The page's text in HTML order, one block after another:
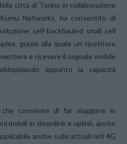
città di Torino in collaborazione
Networks, ha consentito di
self-backhauled small cell
grazie alla quale un ripetitore
e ricevere il segnale mobile
appunto la capacità
consente di far viaggiare in
mobili in downlink e uplink, anche
anche sulle attuali reti 4G